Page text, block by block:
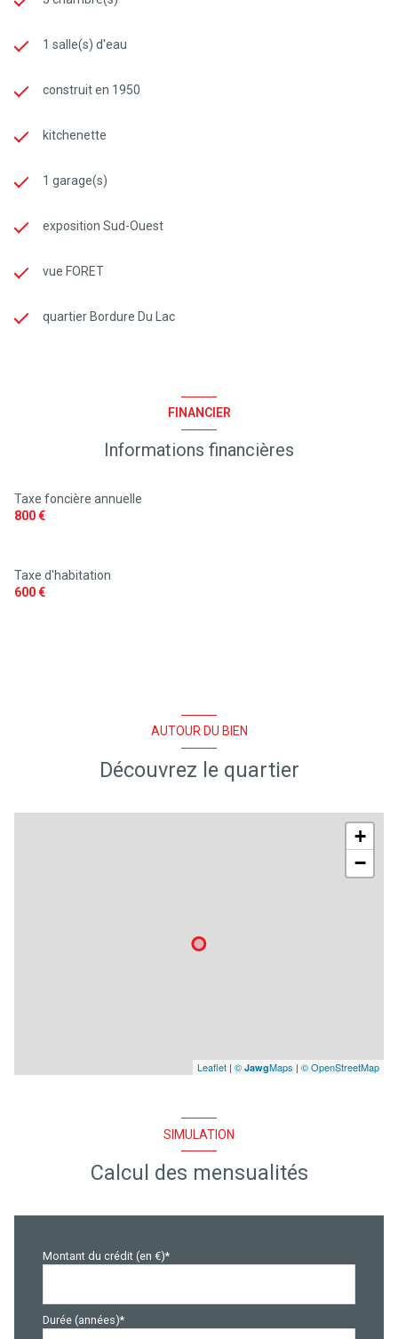
1 salle(s) d'eau
construit en 1950
kitchenette
1 garage(s)
exposition Sud-Ouest
vue FORET
quartier Bordure Du Lac
FINANCIER
Informations financières
Taxe foncière annuelle
800 €
Taxe d'habitation
600 €
AUTOUR DU BIEN
Découvrez le quartier
+
−
Leaflet | © JawgMaps | © OpenStreetMap
SIMULATION
Calcul des mensualités
Montant du crédit (en €)*
Durée (années)*